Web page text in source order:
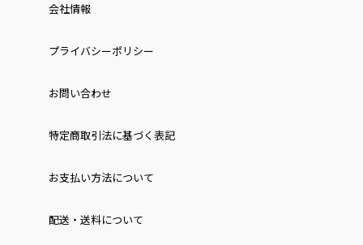
会社情報
プライバシーポリシー
お問い合わせ
特定商取引法に基づく表記
お⽀払い⽅法について
配送・送料について